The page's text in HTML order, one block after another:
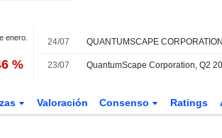
enero.
%
24/07
23/07
Valoración Consenso Ratings